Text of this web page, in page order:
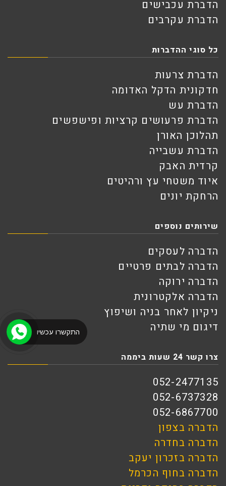
הדברת עכבישים
הדברת עקרבים
כל סוגי ההדברות
הדברת צרעות
חדקונית הדקל האדומה
הדברת עש
הדברת פרעושים קרציות ופישפשים
תהלוכן האורן
הדברת עשבייה
קרדית האבק
איוד משטחי עץ ורהיטים
הרחקת יונים
שירותים נוספים
הדברה לעסקים
הדברה לבתים פרטיים
הדברה ירוקה
הדברה אלקטרונית
ניקיון לאחר בניה ושיפוץ
דיגום מי שתיה
צרו קשר 24 שעות ביממה
052-2477135
052-6737328
052-6867700
הדברה בצפון
הדברה בחדרה
הדברה בזכרון יעקב
הדברה בחוף הכרמל
התקשרו עכשיו